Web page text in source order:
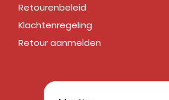
Retourenbeleid
Klachtenregeling
Retour aanmelden